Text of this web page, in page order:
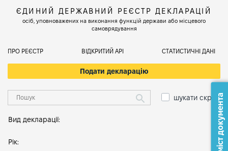
ЄДИНИЙ ДЕРЖАВНИЙ РЕЄСТР ДЕКЛАРАЦІЙ
осіб, уповноважених на виконання функцій держави або місцевого
самоврядування
ПРО РЕЄСТР ВІДКРИТИЙ АРІ СТАТИСТИЧНІ ДАНІ
Подати декларацію
шукати скрізь
Вид декларації:
Рік: Зміст документа